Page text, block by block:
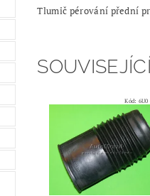
Tlumič pérování přední
Kód: 6U0